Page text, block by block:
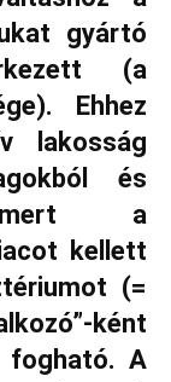
gyártó
(a
Ehhez
lakosság
és
mert a
kellett
(=
ként
fogható. A